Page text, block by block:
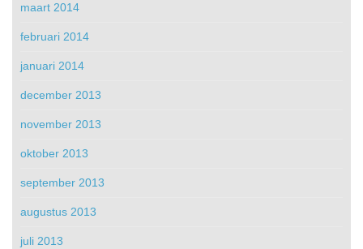
maart 2014
februari 2014
januari 2014
december 2013
november 2013
oktober 2013
september 2013
augustus 2013
juli 2013